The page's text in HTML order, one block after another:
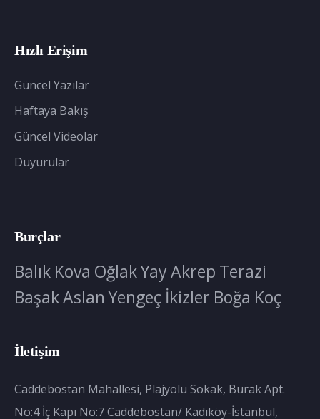
Hızlı Erişim
Güncel Yazılar
Haftaya Bakış
Güncel Videolar
Duyurular
Burçlar
Balık Kova OğlakYayAkrep Terazi
BaşakAslan Yengeç İkizler Boğa Koç
İletişim
Caddebostan Mahallesi, Plajyolu Sokak, Burak Apt.
No:4 İç Kapı No:7 Caddebostan/ Kadıköy-İstanbul,